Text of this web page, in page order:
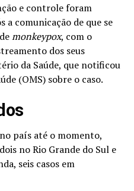
e controle foram
a comunicação de que se
monkeypox, com o
dos seus
da Saúde, que notificou
(OMS) sobre o caso.
país até o momento,
no Rio Grande do Sul e
seis casos em